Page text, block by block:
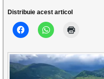
Distribuie acest articol